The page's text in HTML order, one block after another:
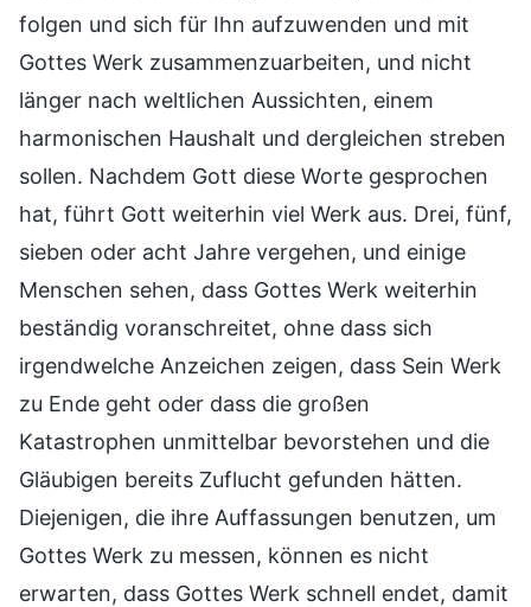
folgen und sich für Ihn aufzuwenden und mit
Gottes Werk zusammenzuarbeiten, und nicht
länger nach weltlichen Aussichten, einem
harmonischen Haushalt und dergleichen streben
sollen. Nachdem Gott diese Worte gesprochen
hat, führt Gott weiterhin viel Werk aus. Drei, fünf,
sieben oder acht Jahre vergehen, und einige
Menschen sehen, dass Gottes Werk weiterhin
beständig voranschreitet, ohne dass sich
irgendwelche Anzeichen zeigen, dass Sein Werk
zu Ende geht oder dass die großen
Katastrophen unmittelbar bevorstehen und die
Gläubigen bereits Zuflucht gefunden hätten.
Diejenigen, die ihre Auffassungen benutzen, um
Gottes Werk zu messen, können es nicht
erwarten, dass Gottes Werk schnell endet, damit